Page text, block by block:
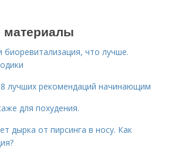
биоревитализация, что лучше.
8 лучших рекомендаций начинающим
для похудения.
дырка от пирсинга в носу. Как